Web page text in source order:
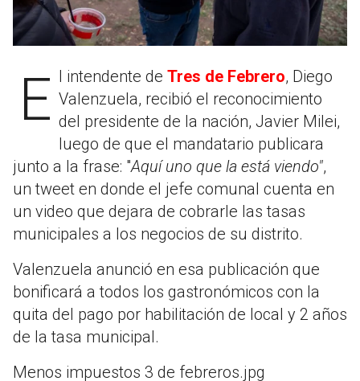
El intendente de Tres de Febrero, Diego
Valenzuela, recibió el reconocimiento
del presidente de la nación, Javier Milei,
luego de que el mandatario publicara
junto a la frase: "Aquí uno que la está viendo",
un tweet en donde el jefe comunal cuenta en
un video que dejara de cobrarle las tasas
municipales a los negocios de su distrito.
Valenzuela anunció en esa publicación que
bonificará a todos los gastronómicos con la
quita del pago por habilitación de local y 2 años
de la tasa municipal.
Menos impuestos 3 de febreros.jpg